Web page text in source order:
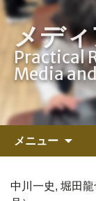
メデ
Practical
Media
メニュー
ン
中川一史, 堀田